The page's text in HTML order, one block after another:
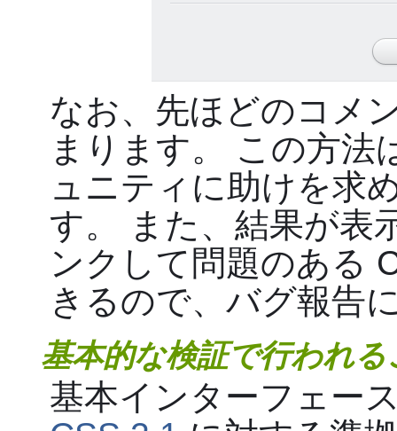
なお、先ほどのコメ
まります。 この方法
ュニティに助けを求
す。 また、結果が表
ンクして問題のある
きるので、バグ報告
基本的な検証で行われる
基本インターフェー